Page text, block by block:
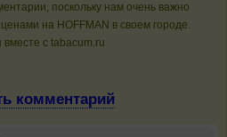
поскольку нам очень важно
на HOFFMAN в своем городе.
с tabacum.ru
комментарий